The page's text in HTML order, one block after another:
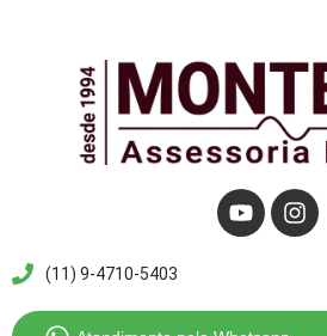
conteúdo
(11) 9-4710-5403